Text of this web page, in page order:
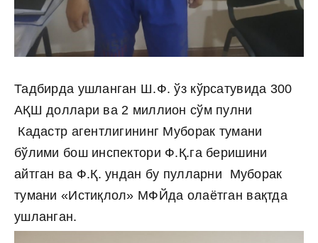
Тадбирда ушланган Ш.Ф. ўз кўрсатувида 300
АҚШ доллари ва 2 миллион сўм пулни
Кадастр агентлигининг Муборак тумани
бўлими бош инспектори Ф.Қ.га беришини
айтган ва Ф.Қ. ундан бу пулларни Муборак
тумани «Истиқлол» МФЙда олаётган вақтда
ушланган.